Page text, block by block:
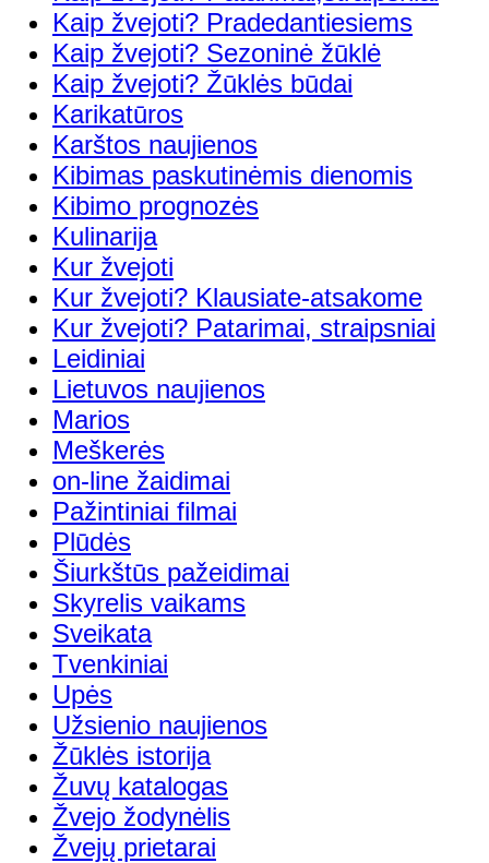
Kaip žvejoti? Pradedantiesiems
Kaip žvejoti? Sezoninė žūklė
Kaip žvejoti? Žūklės būdai
Karikatūros
Karštos naujienos
Kibimas paskutinėmis dienomis
Kibimo prognozės
Kulinarija
Kur žvejoti
Kur žvejoti? Klausiate-atsakome
Kur žvejoti? Patarimai, straipsniai
Leidiniai
Lietuvos naujienos
Marios
Meškerės
on-line žaidimai
Pažintiniai filmai
Plūdės
Šiurkštūs pažeidimai
Skyrelis vaikams
Sveikata
Tvenkiniai
Upės
Užsienio naujienos
Žūklės istorija
Žuvų katalogas
Žvejo žodynėlis
Žvejų prietarai